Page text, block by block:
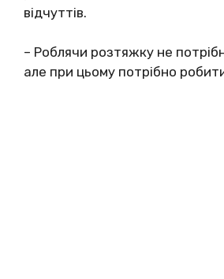
відчуттів.
– Роблячи розтяжку не
але при цьому потрібно